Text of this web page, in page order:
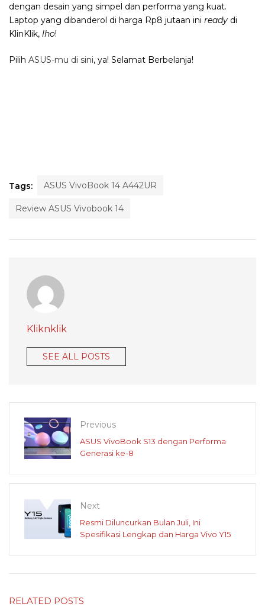
dengan desain yang simpel dan performa yang kuat.
Laptop yang dibanderol di harga Rp8 jutaan ini ready di
KlinKlik, lho!
Pilih ASUS-mu di sini, ya! Selamat Berbelanja!
Tags: ASUS VivoBook 14 A442UR
Review ASUS Vivobook 14
Kliknklik
SEE ALL POSTS
Previous
ASUS VivoBook S13 dengan Performa
Generasi ke-8
Next
Resmi Diluncurkan Bulan Juli, Ini
Spesifikasi Lengkap dan Harga Vivo Y15
RELATED POSTS